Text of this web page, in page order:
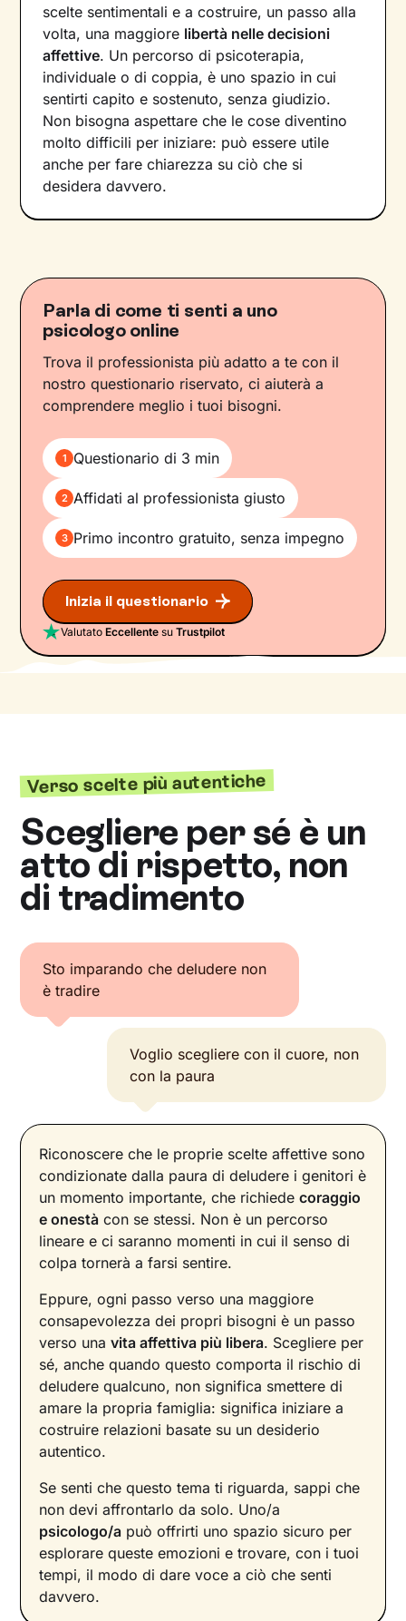
scelte sentimentali e a costruire, un passo alla
volta, una maggiore libertà nelle decisioni
affettive. Un percorso di psicoterapia,
individuale o di coppia, è uno spazio in cui
sentirti capito e sostenuto, senza giudizio.
Non bisogna aspettare che le cose diventino
molto difficili per iniziare: può essere utile
anche per fare chiarezza su ciò che si
desidera davvero.
Parla di come ti senti a uno
psicologo online
Trova il professionista più adatto a te con il
nostro questionario riservato, ci aiuterà a
comprendere meglio i tuoi bisogni.
1 Questionario di 3 min
2 Affidati al professionista giusto
3 Primo incontro gratuito, senza impegno
Inizia il questionario
ValutatoEccellente suTrustpilot
Verso scelte più autentiche
Scegliere per sé è un
atto di rispetto, non
di tradimento
Sto imparando che deludere non
è tradire
Voglio scegliere con il cuore, non
con la paura
Riconoscere che le proprie scelte affettive sono
condizionate dalla paura di deludere i genitori è
un momento importante, che richiedecoraggio
e onestà con se stessi. Non è un percorso
lineare e ci saranno momenti in cui il senso di
colpa tornerà a farsi sentire.
Eppure, ogni passo verso una maggiore
consapevolezza dei propri bisogni è un passo
verso unavita affettiva più libera. Scegliere per
sé, anche quando questo comporta il rischio di
deludere qualcuno, non significa smettere di
amare la propria famiglia: significa iniziare a
costruire relazioni basate su un desiderio
autentico.
Se senti che questo tema ti riguarda, sappi che
non devi affrontarlo da solo. Uno/a
psicologo/a può offrirti uno spazio sicuro per
esplorare queste emozioni e trovare, con i tuoi
tempi, il modo di dare voce a ciò che senti
davvero.